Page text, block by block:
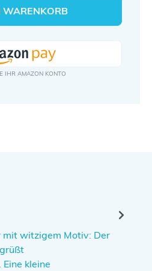
WARENKORB
witzigem Motiv: Der
kleine